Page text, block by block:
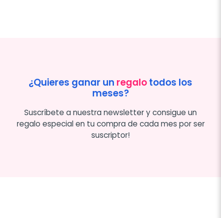
¿Quieres ganar un regalotodos los
meses?
Suscríbete a nuestra newsletter y consigue un
regalo especial en tu compra de cada mes por ser
suscriptor!